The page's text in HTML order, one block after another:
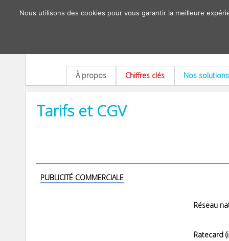
À propos Chiffres clés Nos solutions
Tarifs et CGV
PUBLICITÉ COMMERCIALE
Réseau
Ratecard
Nous utilisons des cookies pour vous garantir la meilleure